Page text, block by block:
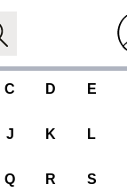
C D E
J K L
Q R S